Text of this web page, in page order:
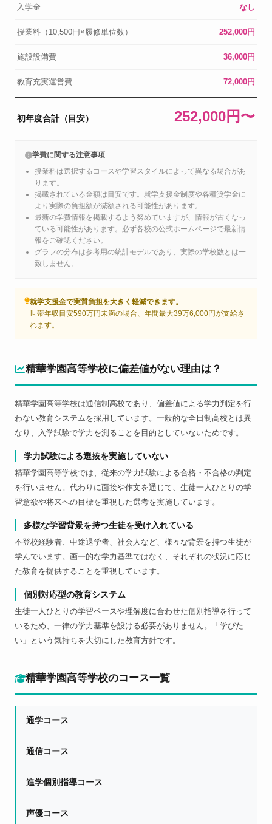
入学金 なし
授業料（10,500円×履修単位数） 252,000円
施設設備費 36,000円
教育充実運営費 72,000円
初年度合計（目安） 252,000円〜
学費に関する注意事項
授業料は選択するコースや学習スタイルによって異なる場合があ
ります。
掲載されている金額は目安です。就学支援金制度や各種奨学金に
より実際の負担額が減額される可能性があります。
最新の学費情報を掲載するよう努めていますが、情報が古くなっ
ている可能性があります。必ず各校の公式ホームページで最新情
報をご確認ください。
グラフの分布は参考用の統計モデルであり、実際の学校数とは一
致しません。
就学支援金で実質負担を大きく軽減できます。
世帯年収目安590万円未満の場合、年間最大39万6,000円が支給さ
れます。
精華学園高等学校に偏差値がない理由は？
精華学園高等学校は通信制高校であり、偏差値による学力判定を行
わない教育システムを採用しています。一般的な全日制高校とは異
なり、入学試験で学力を測ることを目的としていないためです。
学力試験による選抜を実施していない
精華学園高等学校では、従来の学力試験による合格・不合格の判定
を行いません。代わりに面接や作文を通じて、生徒一人ひとりの学
習意欲や将来への目標を重視した選考を実施しています。
多様な学習背景を持つ生徒を受け入れている
不登校経験者、中途退学者、社会人など、様々な背景を持つ生徒が
学んでいます。画一的な学力基準ではなく、それぞれの状況に応じ
た教育を提供することを重視しています。
個別対応型の教育システム
生徒一人ひとりの学習ペースや理解度に合わせた個別指導を行って
いるため、一律の学力基準を設ける必要がありません。「学びた
い」という気持ちを大切にした教育方針です。
精華学園高等学校のコース一覧
通学コース
通信コース
進学個別指導コース
声優コース